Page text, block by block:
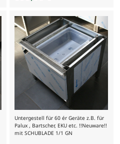
Untergestell für 60 ér Geräte z.B. für
Palux , Bartscher, EKU etc. !!Neuware!!
mit SCHUBLADE 1/1 GN